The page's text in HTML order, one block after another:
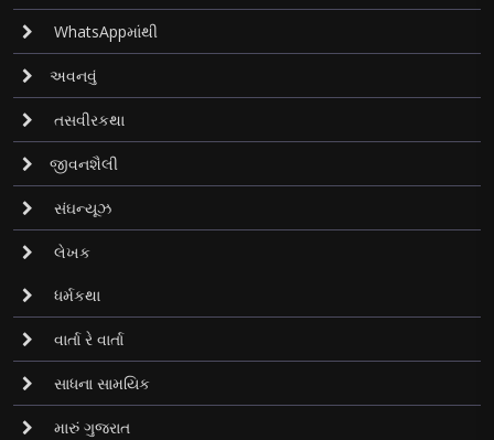
WhatsAppમાંથી
અવનવું
તસવીરકથા
જીવનશૈલી
સંઘન્યૂઝ
લેખક
ધર્મકથા
વાર્તા રે વાર્તા
સાધના સામયિક
મારું ગુજરાત